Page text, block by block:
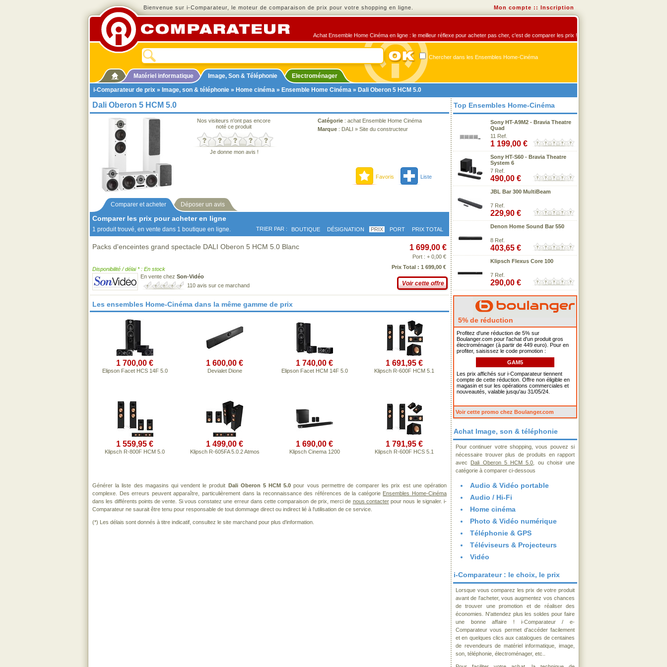
Bienvenue sur i-Comparateur, le moteur de comparaison de prix pour votre shopping en ligne. Mon compte :: Inscription
Achat Ensemble Home Cinéma en ligne : le meilleur réflexe pour acheter pas cher, c'est de comparer les prix !
Chercher dans les Ensembles Home-Cinéma
Matériel informatique Image, Son & Téléphonie
Electroménager
i-Comparateur de prix » Image, son & téléphonie » Home cinéma » Ensemble Home Cinéma » Dali Oberon 5 HCM 5.0
Dali Oberon 5 HCM 5.0
Nos visiteurs n'ont pas encore
noté ce produit
Je donne mon avis !
Catégorie : achat Ensemble Home Cinéma
Marque : DALI » Site du constructeur
Favoris Liste
Comparer et acheter Déposer un avis
Comparer les prix pour acheter en ligne
1 produit trouvé, en vente dans 1 boutique en ligne. TRIER PAR : BOUTIQUE DÉSIGNATION PRIX PORT PRIX TOTAL
Packs d'enceintes grand spectacle DALI Oberon 5 HCM 5.0 Blanc
Disponibilité / délai * : En stock
En vente chez Son-Vidéo
110 avis sur ce marchand
1 699,00 €
Port : + 0,00 €
Prix Total : 1 699,00 €
Voir cette offre
Les ensembles Home-Cinéma dans la même gamme de prix
1 700,00 €
Elipson Facet HCS 14F 5.0
1 600,00 €
Devialet Dione
1 740,00 €
Elipson Facet HCM 14F 5.0
1 691,95 €
Klipsch R-600F HCM 5.1
1 559,95 €
Klipsch R-800F HCM 5.0
1 499,00 €
Klipsch R-605FA 5.0.2 Atmos
1 690,00 €
Klipsch Cinema 1200
1 791,95 €
Klipsch R-600F HCS 5.1
Générer la liste des magasins qui vendent le produit Dali Oberon 5 HCM 5.0 pour vous permettre de comparer les prix est une opération
complexe. Des erreurs peuvent apparaître, particulièrement dans la reconnaissance des références de la catégorie Ensembles Home-Cinéma
dans les différents points de vente. Si vous constatez une erreur dans cette comparaison de prix, merci de nous contacterpour nous le signaler. i-
Comparateur ne saurait être tenu pour responsable de tout dommage direct ou indirect lié à l'utilisation de ce service.
(*) Les délais sont donnés à titre indicatif, consultez le site marchand pour plus d'information.
Top Ensembles Home-Cinéma
Sony HT-A9M2 - Bravia Theatre
Quad
11 Ref.
1 199,00 €
Sony HT-S60 - Bravia Theatre
System 6
7 Ref.
490,00 €
JBL Bar 300 MultiBeam
7 Ref.
229,90 €
Denon Home Sound Bar 550
8 Ref.
403,65 €
Klipsch Flexus Core 100
7 Ref.
290,00 €
5% de réduction
Profitez d'une réduction de 5% sur
Boulanger.com pour l'achat d'un produit gros
électroménager (à partir de 449 euro). Pour en
profiter, saisissez le code promotion :
GAM5
Les prix affichés sur i-Comparateur tiennent
compte de cette réduction. Offre non éligible en
magasin et sur les opérations commerciales et
nouveautés, valable jusqu'au 31/05/24.
Voir cette promo chez Boulanger.com
Achat Image, son & téléphonie
Pour continuer votre shopping, vous pouvez si
nécessaire trouver plus de produits en rapport
avec Dali Oberon 5 HCM 5.0 , ou choisir une
catégorie à comparer ci-dessous
Audio & Vidéo portable
Audio / Hi-Fi
Home cinéma
Photo & Vidéo numérique
Téléphonie & GPS
Téléviseurs & Projecteurs
Vidéo
i-Comparateur : le choix, le prix
Lorsque vous comparez les prix de votre produit
avant de l'acheter, vous augmentez vos chances
de trouver une promotion et de réaliser des
économies. N'attendez plus les soldes pour faire
une bonne affaire ! i-Comparateur / e-
Comparateur vous permet d'accéder facilement
et en quelques clics aux catalogues de centaines
de revendeurs de matériel informatique, image,
son, téléphonie, électroménager, etc..